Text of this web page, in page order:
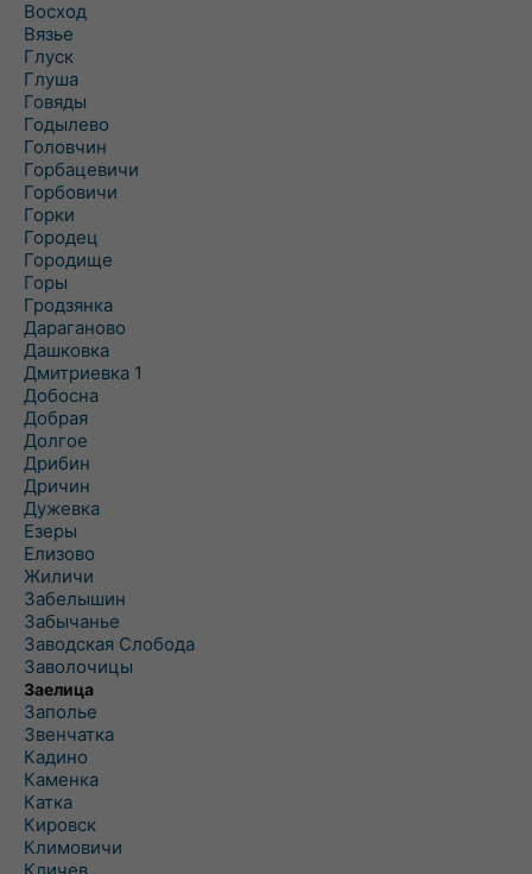
Восход
Вязье
Глуск
Глуша
Говяды
Годылево
Головчин
Горбацевичи
Горбовичи
Горки
Городец
Городище
Горы
Гродзянка
Дараганово
Дашковка
Дмитриевка 1
Добосна
Добрая
Долгое
Дрибин
Дричин
Дужевка
Езеры
Елизово
Жиличи
Забелышин
Забычанье
Заводская Слобода
Заволочицы
Заелица
Заполье
Звенчатка
Кадино
Каменка
Катка
Кировск
Климовичи